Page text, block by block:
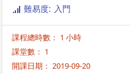
難易度: 入門
課程總時數： 1 小時
課堂數： 1
開課日期： 2019-09-20